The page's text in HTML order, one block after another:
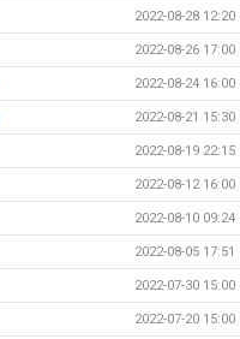
2022-08-28 12:20
2022-08-26 17:00
2022-08-24 16:00
2022-08-21 15:30
2022-08-19 22:15
2022-08-12 16:00
2022-08-10 09:24
2022-08-05 17:51
2022-07-30 15:00
2022-07-20 15:00